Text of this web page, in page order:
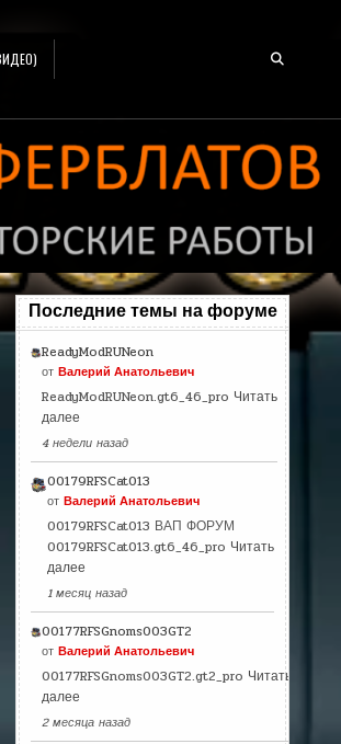
Последние темы на форуме
ReadyModRUNeon
от Валерий Анатольевич
ReadyModRUNeon.gt6_46_pro Читать
далее
4 недели назад
00179RFSCat013
от Валерий Анатольевич
00179RFSCat013 ВАП ФОРУМ
00179RFSCat013.gt6_46_pro Читать
далее
1 месяц назад
00177RFSGnoms003GT2
от Валерий Анатольевич
00177RFSGnoms003GT2.gt2_pro Читать
далее
2 месяца назад